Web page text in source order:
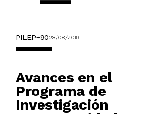
PILEP+9028/08/2019
Avances en el
Programa de
Investigación